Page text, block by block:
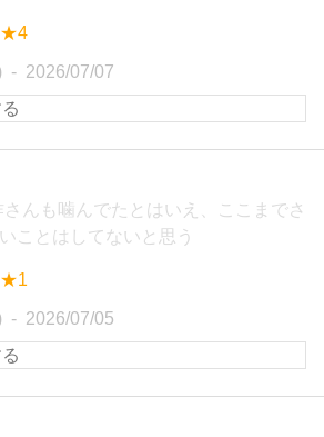
★4
2026/07/07
さんも噛んでたとはいえ、ここまでさ
ことはしてないと思う
★1
2026/07/05